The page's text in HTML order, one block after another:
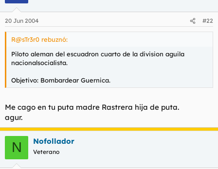
20 Jun 2004 #22
R@sTr3r0 rebuznó:
Piloto aleman del escuadron cuarto de la division aguila
nacionalsocialista.
Objetivo: Bombardear Guernica.
Me cago en tu puta madre Rastrera hija de puta.
agur.
N Nofollador
Veterano